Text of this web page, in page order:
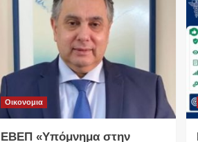
Οικονομια
ΕΒΕΠ «Υπόμνημα στην